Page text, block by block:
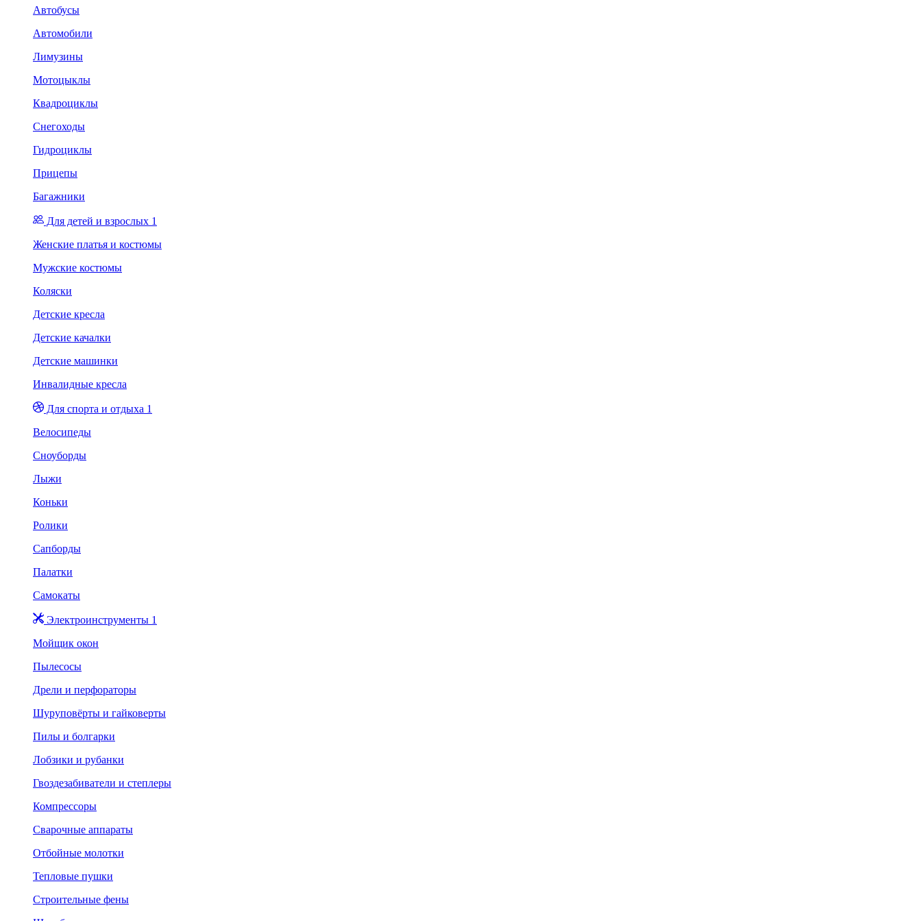
Автобусы
Автомобили
Лимузины
Мотоцыклы
Квадроциклы
Снегоходы
Гидроциклы
Прицепы
Багажники
Для детей и взрослых 1
Женские платья и костюмы
Мужские костюмы
Коляски
Детские кресла
Детские качалки
Детские машинки
Инвалидные кресла
Для спорта и отдыха 1
Велосипеды
Сноуборды
Лыжи
Коньки
Ролики
Сапборды
Палатки
Самокаты
Электроинструменты 1
Мойщик окон
Пылесосы
Дрели и перфораторы
Шуруповёрты и гайковерты
Пилы и болгарки
Лобзики и рубанки
Гвоздезабиватели и степлеры
Компрессоры
Сварочные аппараты
Отбойные молотки
Тепловые пушки
Строительные фены